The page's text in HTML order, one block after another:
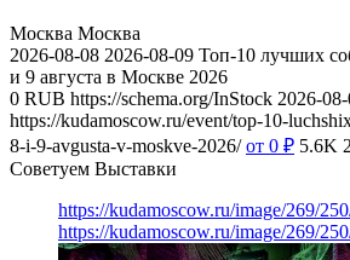
Москва Москва
2026-08-08 2026-08-09 Топ-10 лучших
и 9 августа в Москве 2026
0 RUB https://schema.org/InStock 2026-
https://kudamoscow.ru/event/top-10-
8-i-9-avgusta-v-moskve-2026/ от 0 ₽ 5.6K 2
Советуем Выставки
https://kudamoscow.ru/image/269/
https://kudamoscow.ru/image/269/